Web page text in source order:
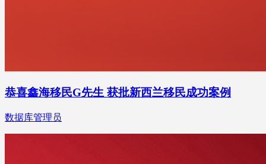
恭喜鑫海移民G先生 获批新西兰移民成功案例
数据库管理员